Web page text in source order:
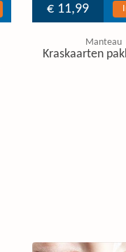
€ 11,99
Manteau
Kraskaarten